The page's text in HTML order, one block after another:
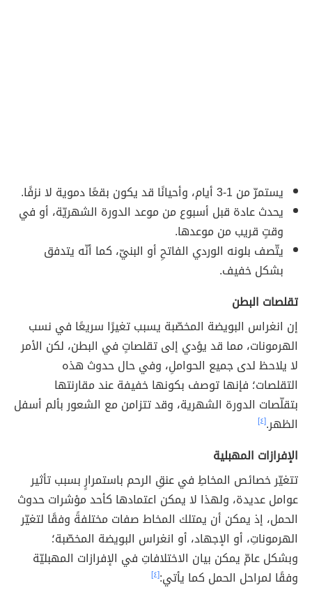
يستمرّ من 1-3 أيام، وأحيانًا قد يكون بقعًا دموية لا نزفًا.
يحدث عادة قبل أسبوع من موعد الدورة الشهريّة، أو في
وقتٍ قريب من موعدها.
يتّصف بلونه الوردي الفاتحِ أو البنيّ، كما أنّه يتدفق
بشكل خفيف.
تقلصات البطن
إن انغراس البويضة المخصّبة يسبب تغيرًا سريعًا في نسب
الهرمونات، مما قد يؤدي إلى تقلصاتٍ في البطن، لكن الأمر
لا يلاحظ لدى جميع الحواملِ، وفي حال حدوث هذه
التقلصات؛ فإنها توصف بكونها خفيفة عند مقارنتها
بتقلّصات الدورة الشهرية، وقد تتزامن مع الشعور بألم أسفل
الظهر.[٤]
الإفرازات المهبلية
تتغيّر خصائص المخاطِ في عنقِ الرحم باستمرارٍ بسبب تأثير
عوامل عديدة، ولهذا لا يمكن اعتمادها كأحد مؤشرات حدوث
الحمل، إذ يمكن أن يمتلك المخاط صفات مختلفةً وفقًا لتغيّر
الهرموناتِ، أو الإجهاد، أو انغراس البويضة المخصّبة؛
وبشكل عامّ يمكن بيان الاختلافاتِ في الإفرازات المهبليّة
وفقًا لمراحل الحمل كما يأتي:[٤]